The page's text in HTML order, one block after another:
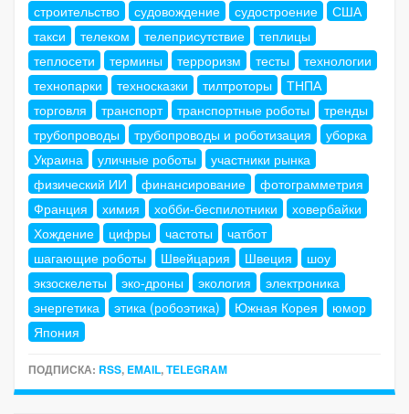
строительство
судовождение судостроение
США
такси
телеком телеприсутствие
теплицы
теплосети
термины терроризм тесты
технологии
технопарки
техносказки тилтроторы
ТНПА
торговля
транспорт транспортные роботы
тренды
трубопроводы
трубопроводы и роботизация
уборка
Украина
уличные роботы
участники рынка
физический ИИ
финансирование
фотограмметрия
Франция
химия хобби-беспилотники
ховербайки
Хождение
цифры частоты
чатбот
шагающие роботы
Швейцария Швеция
шоу
экзоскелеты
эко-дроны экология
электроника
энергетика
этика (робоэтика) Южная Корея
юмор
Япония
ПОДПИСКА: RSS, EMAIL,TELEGRAM